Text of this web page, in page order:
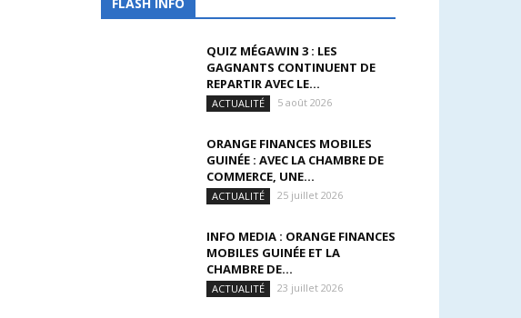
QUIZ MÉGAWIN 3 : LES
GAGNANTS CONTINUENT DE
REPARTIR AVEC LE...
ACTUALITÉ 5 août 2026
ORANGE FINANCES MOBILES
GUINÉE : AVEC LA CHAMBRE DE
COMMERCE, UNE...
ACTUALITÉ 25 juillet 2026
INFO MEDIA : ORANGE FINANCES
MOBILES GUINÉE ET LA
CHAMBRE DE...
ACTUALITÉ 23 juillet 2026